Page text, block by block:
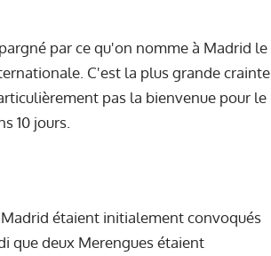
par ce qu'on nomme à Madrid le
C'est la plus grande crainte
pas la bienvenue pour le
10 jours.
étaient initialement convoqués
que deux Merengues étaient